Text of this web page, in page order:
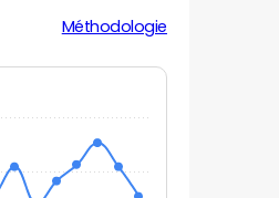
Méthodologie